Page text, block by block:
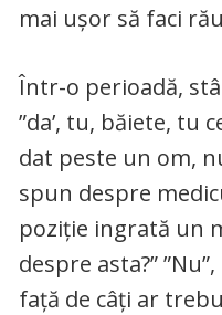
mai ușor să faci
Într-o perioadă,
”da’, tu, băiete, tu
dat peste un om,
spun despre
poziție ingrată un
despre asta?”
față de câți ar